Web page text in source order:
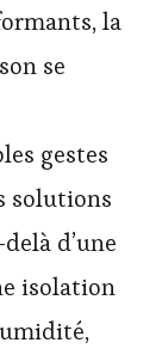
la
se
gestes
solutions
d’une
isolation